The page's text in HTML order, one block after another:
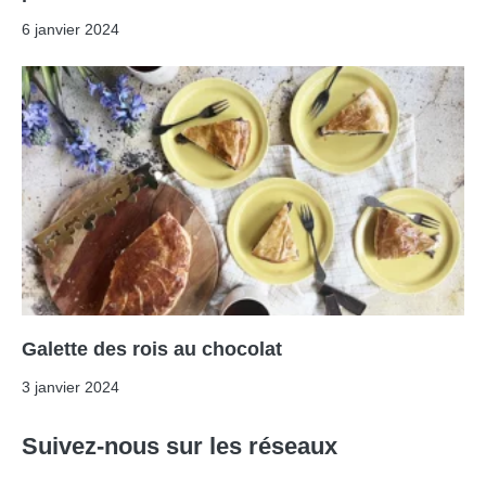
6 janvier 2024
Galette des rois au chocolat
3 janvier 2024
Suivez-nous sur les réseaux